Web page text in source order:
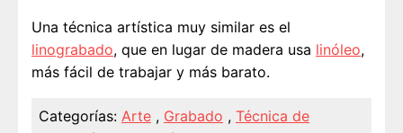
Una técnica artística muy similar es el
linograbado, que en lugar de madera usa linóleo,
más fácil de trabajar y más barato.
Categorías: Arte , Grabado , Técnica de